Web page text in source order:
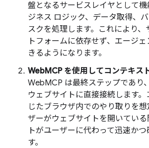
盤となるサービスレイヤとして
ジネス ロジック、データ取得、
スクを処理します。これにより、
トフォームに依存せず、エージ
きるようになります。
WebMCP を使用してコンテキス
WebMCP は最終ステップであり
ウェブサイトに直接接続します
じたブラウザ内でのやり取りを
ザーがウェブサイトを開いてい
トがユーザーに代わって迅速か
す。